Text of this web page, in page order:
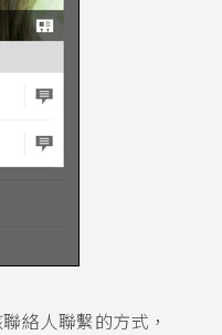
絡人聯繫的方式，